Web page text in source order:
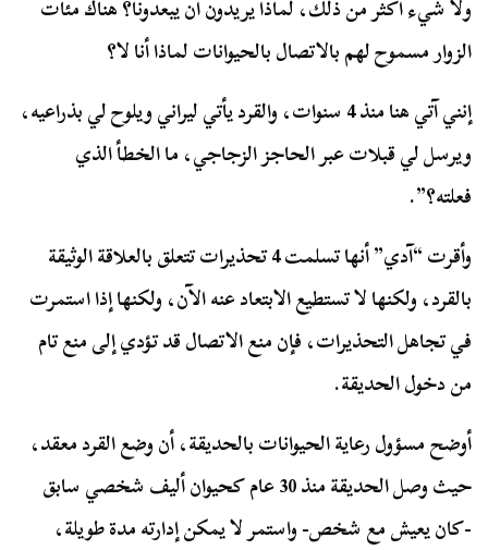
ولا شيء أكثر من ذلك، لماذا يريدون أن يبعدونا؟ هناك مئات
الزوار مسموح لهم بالاتصال بالحيوانات لماذا أنا لا؟
إنني آتي هنا منذ 4 سنوات، والقرد يأتي ليراني ويلوح لي بذراعيه،
ويرسل لي قبلات عبر الحاجز الزجاجي، ما الخطأ الذي
فعلته؟”.
وأقرت “آدي” أنها تسلمت 4 تحذيرات تتعلق بالعلاقة الوثيقة
بالقرد، ولكنها لا تستطيع الابتعاد عنه الآن، ولكنها إذا استمرت
في تجاهل التحذيرات، فإن منع الاتصال قد تؤدي إلى منع تام
من دخول الحديقة.
أوضح مسؤول رعاية الحيوانات بالحديقة، أن وضع القرد معقد،
حيث وصل الحديقة منذ 30 عام كحيوان أليف شخصي سابق
-كان يعيش مع شخص- واستمر لا يمكن إدارته مدة طويلة،